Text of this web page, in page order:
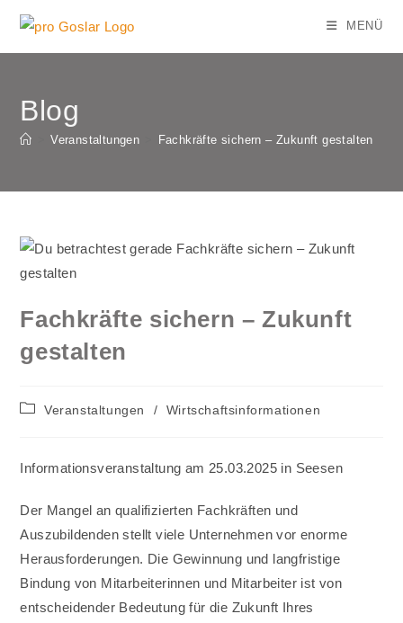
Inhalt
springen
MENÜ
Blog
Veranstaltungen Fachkräfte sichern – Zukunft gestalten
Fachkräfte sichern – Zukunft
gestalten
Beitrags-
Veranstaltungen / Wirtschaftsinformationen
Informationsveranstaltung am 25.03.2025 in Seesen
Der Mangel an qualifizierten Fachkräften und
Auszubildenden stellt viele Unternehmen vor enorme
Herausforderungen. Die Gewinnung und langfristige
Bindung von Mitarbeiterinnen und Mitarbeiter ist von
entscheidender Bedeutung für die Zukunft Ihres